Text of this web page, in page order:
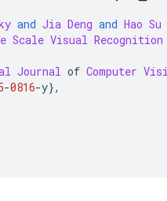
and Jia Deng and Hao Su
Scale Visual Recognition
Journal of Computer
-0816-y},